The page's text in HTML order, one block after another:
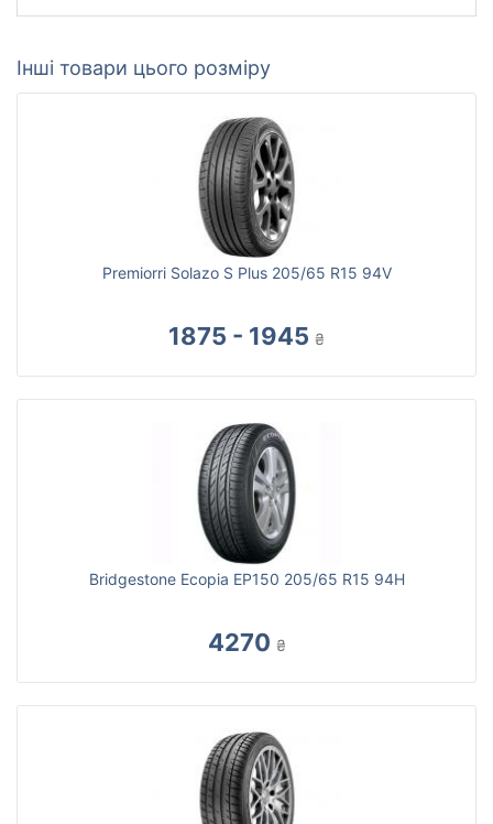
Інші товари цього розміру
Premiorri Solazo S Plus 205/65 R15 94V
1875 - 1945 ₴
Bridgestone Ecopia EP150 205/65 R15 94H
4270 ₴